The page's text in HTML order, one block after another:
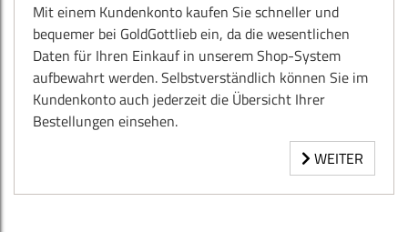
Mit einem Kundenkonto kaufen Sie schneller und
bequemer bei GoldGottlieb ein, da die wesentlichen
Daten für Ihren Einkauf in unserem Shop-System
aufbewahrt werden. Selbstverständlich können Sie im
Kundenkonto auch jederzeit die Übersicht Ihrer
Bestellungen einsehen.
WEITER